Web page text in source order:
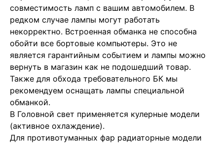
совместимость ламп с вашим автомобилем. В
редком случае лампы могут работать
некорректно. Встроенная обманка не способна
обойти все бортовые компьютеры. Это не
является гарантийным событием и лампы можно
вернуть в магазин как не подошедший товар.
Также для обхода требовательного БК мы
рекомендуем оснащать лампы специальной
обманкой.
В Головной свет применяется кулерные модели
(активное охлаждение).
Для противотуманных фар радиаторные модели